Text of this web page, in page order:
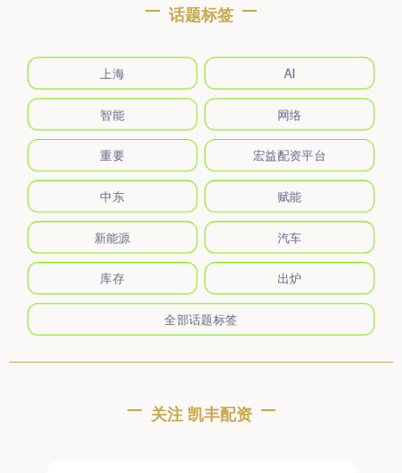
话题标签
上海 AI
智能 网络
重要 宏益配资平台
中东 赋能
新能源 汽车
库存 出炉
全部话题标签
关注 凯丰配资